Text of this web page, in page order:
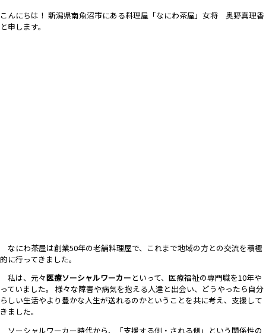
こんにちは！ 新潟県南魚沼市にある料理屋「なにわ茶屋」女将 奥野真理香
と申します。
なにわ茶屋は創業50年の老舗料理屋で、これまで地域の方との交流を積極
的に行ってきました。
私は、元々医療ソーシャルワーカー といって、医療福祉の専門職を10年や
っていました。 様々な障害や病気を抱える人達と出会い、どうやったら自分
らしい生活やより豊かな人生が送れるのかということを共に考え、支援して
きました。
ソーシャルワーカー時代から、「支援する側・される側」という関係性の